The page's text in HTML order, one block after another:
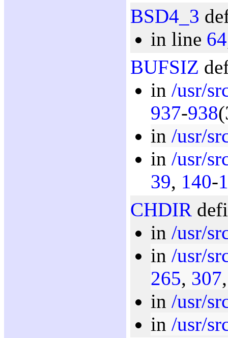
BSD4_3
in line 64
BUFSIZ
in /usr/
937-938
in /usr/
in /usr/
39, 140-
CHDIR
in /usr/
in /usr/
265, 307
in /usr/
in /usr/